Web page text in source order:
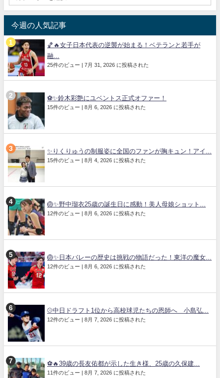
今週の人気記事
🏀🔥女子日本代表の逆襲が始まる！ベテランと若手が
融...
25件のビュー 7月 31, 2026 に投稿された
⚽✨鈴木彩艶にユベントス正式オファー！
15件のビュー 8月 6, 2026 に投稿された
✨りくりゅうの制服姿に全国のファンが胸キュン！アイ...
15件のビュー 8月 4, 2026 に投稿された
🏐✨野中瑠衣25歳の誕生日に感動！美人母娘ショット...
12件のビュー 8月 6, 2026 に投稿された
🏐✨日本バレーの歴史は挑戦の物語だった！東洋の魔女...
12件のビュー 8月 6, 2026 に投稿された
⚾中日ドラフト1位から高校球児たちの恩師へ 小島弘...
12件のビュー 8月 7, 2026 に投稿された
⚽🔥39歳の長友佑都が示した生き様、25歳の久保建...
11件のビュー 8月 7, 2026 に投稿された